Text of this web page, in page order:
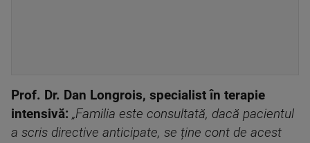
Prof. Dr. Dan Longrois, specialist în terapie
intensivă: „Familia este consultată, dacă pacientul
a scris directive anticipate, se ține cont de acest